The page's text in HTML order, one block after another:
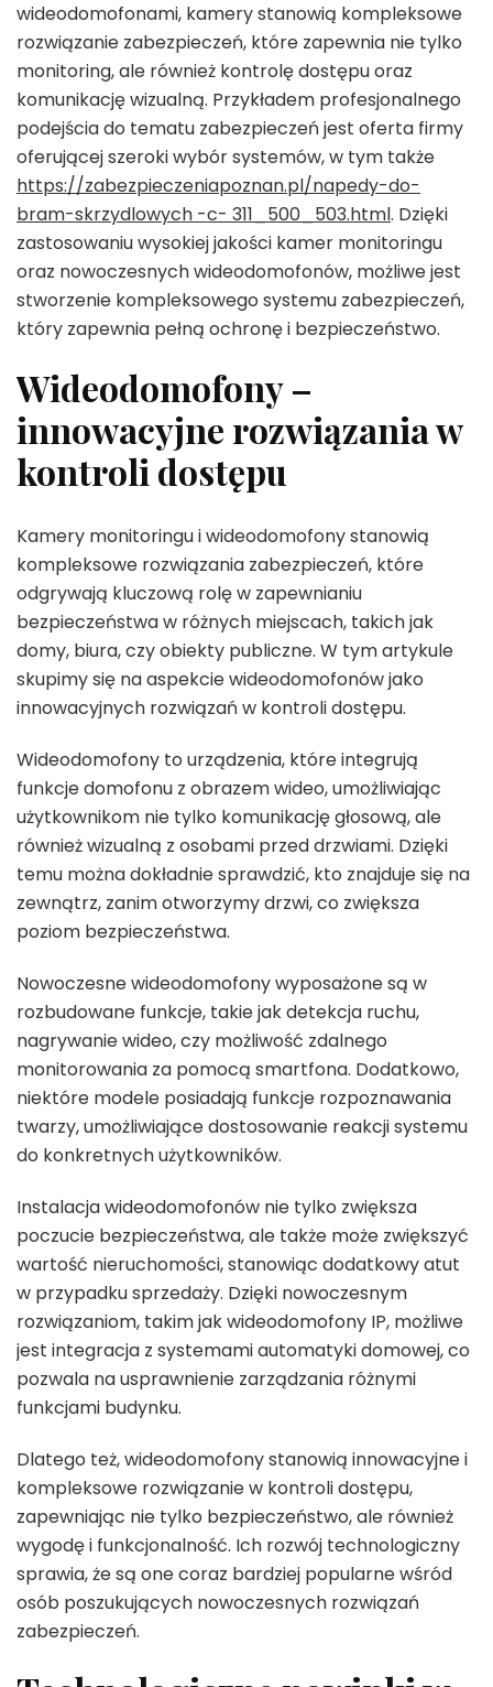
wideodomofonami, kamery stanowią kompleksowe
rozwiązanie zabezpieczeń, które zapewnia nie tylko
monitoring, ale również kontrolę dostępu oraz
komunikację wizualną. Przykładem profesjonalnego
podejścia do tematu zabezpieczeń jest oferta firmy
oferującej szeroki wybór systemów, w tym także
https://zabezpieczeniapoznan.pl/napedy-do-
bram-skrzydlowych -c- 311_500_503.html. Dzięki
zastosowaniu wysokiej jakości kamer monitoringu
oraz nowoczesnych wideodomofonów, możliwe jest
stworzenie kompleksowego systemu zabezpieczeń,
który zapewnia pełną ochronę i bezpieczeństwo.
Wideodomofony –
innowacyjne rozwiązania w
kontroli dostępu
Kamery monitoringu i wideodomofony stanowią
kompleksowe rozwiązania zabezpieczeń, które
odgrywają kluczową rolę w zapewnianiu
bezpieczeństwa w różnych miejscach, takich jak
domy, biura, czy obiekty publiczne. W tym artykule
skupimy się na aspekcie wideodomofonów jako
innowacyjnych rozwiązań w kontroli dostępu.
Wideodomofony to urządzenia, które integrują
funkcje domofonu z obrazem wideo, umożliwiając
użytkownikom nie tylko komunikację głosową, ale
również wizualną z osobami przed drzwiami. Dzięki
temu można dokładnie sprawdzić, kto znajduje się na
zewnątrz, zanim otworzymy drzwi, co zwiększa
poziom bezpieczeństwa.
Nowoczesne wideodomofony wyposażone są w
rozbudowane funkcje, takie jak detekcja ruchu,
nagrywanie wideo, czy możliwość zdalnego
monitorowania za pomocą smartfona. Dodatkowo,
niektóre modele posiadają funkcje rozpoznawania
twarzy, umożliwiające dostosowanie reakcji systemu
do konkretnych użytkowników.
Instalacja wideodomofonów nie tylko zwiększa
poczucie bezpieczeństwa, ale także może zwiększyć
wartość nieruchomości, stanowiąc dodatkowy atut
w przypadku sprzedaży. Dzięki nowoczesnym
rozwiązaniom, takim jak wideodomofony IP, możliwe
jest integracja z systemami automatyki domowej, co
pozwala na usprawnienie zarządzania różnymi
funkcjami budynku.
Dlatego też, wideodomofony stanowią innowacyjne i
kompleksowe rozwiązanie w kontroli dostępu,
zapewniając nie tylko bezpieczeństwo, ale również
wygodę i funkcjonalność. Ich rozwój technologiczny
sprawia, że są one coraz bardziej popularne wśród
osób poszukujących nowoczesnych rozwiązań
zabezpieczeń.